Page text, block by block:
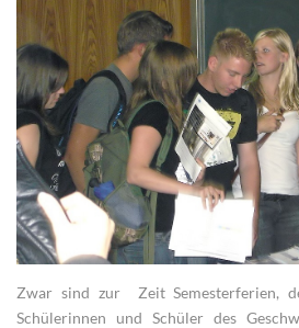
Zwar sind zur Zeit Semesterferien,
Schülerinnen und Schüler des